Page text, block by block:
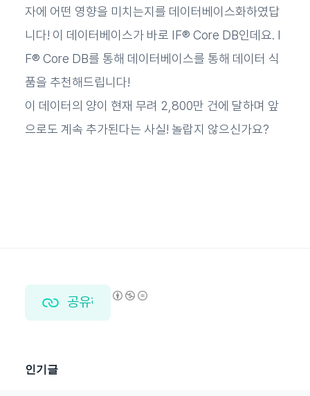
자에 어떤 영향을 미치는지를 데이터베이스화하였답
니다! 이 데이터베이스가 바로 IF® Core DB인데요. I
F® Core DB를 통해 데이터베이스를 통해 데이터 식
품을 추천해드립니다!
이 데이터의 양이 현재 무려 2,800만 건에 달하며 앞
으로도 계속 추가된다는 사실! 놀랍지 않으신가요?
공유하기
인기글